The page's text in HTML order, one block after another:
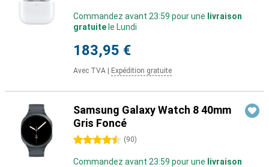
Commandez avant 23:59 pour une livraison
gratuite le Lundi
183,95 €
Avec TVA Expédition gratuite
Samsung Galaxy Watch 8 40mm
Gris Foncé
4.5 étoiles (90)
Commandez avant 23:59 pour une livraison